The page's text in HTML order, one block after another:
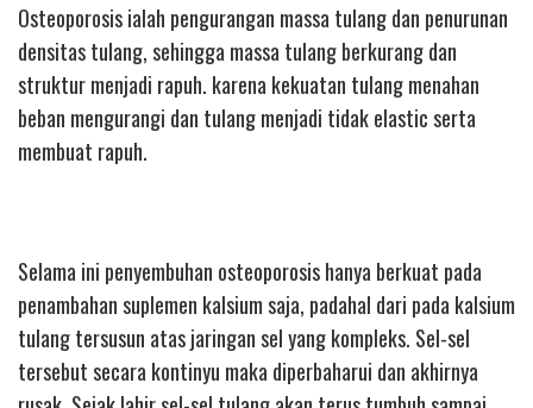
Osteoporosis ialah pengurangan massa tulang dan penurunan
densitas tulang, sehingga massa tulang berkurang dan
struktur menjadi rapuh. karena kekuatan tulang menahan
beban mengurangi dan tulang menjadi tidak elastic serta
membuat rapuh.
Selama ini penyembuhan osteoporosis hanya berkuat pada
penambahan suplemen kalsium saja, padahal dari pada kalsium
tulang tersusun atas jaringan sel yang kompleks. Sel-sel
tersebut secara kontinyu maka diperbaharui dan akhirnya